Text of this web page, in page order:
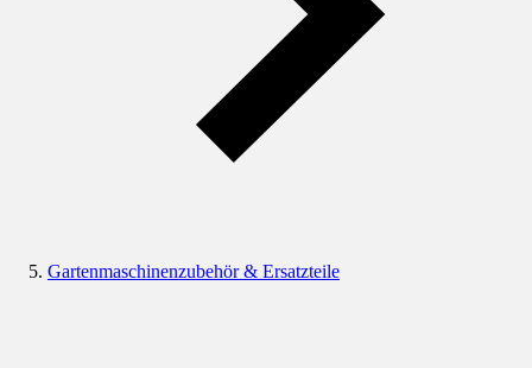
Gartenmaschinenzubehör & Ersatzteile